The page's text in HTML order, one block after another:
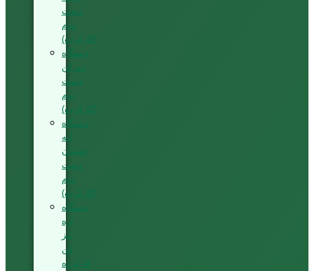
دست
دوم
(کارکرده)
دستگاه
دورکن
دست
دوم
(کارکرده)
دستگاه
لبه
چسبان
دست
دوم
(کارکرده)
دستگاه
اره
تیز
کن
کارکرده